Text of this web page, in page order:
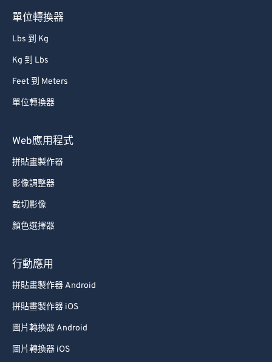
單位轉換器
Lbs 到 Kg
Kg 到 Lbs
Feet 到 Meters
單位轉換器
Web應用程式
拼貼畫製作器
影像調整器
裁切影像
顏色選擇器
行動應用
拼貼畫製作器 Android
拼貼畫製作器 iOS
圖片轉換器 Android
圖片轉換器 iOS